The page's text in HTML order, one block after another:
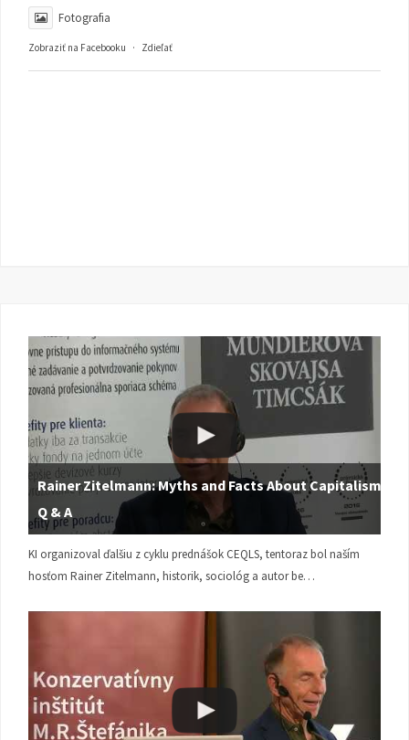
Fotografia
Zobraziť na Facebooku · Zdieľať
Rainer Zitelmann: Myths and Facts About Capitalism |
Q & A
KI organizoval ďalšiu z cyklu prednášok CEQLS, tentoraz bol naším
hosťom Rainer Zitelmann, historik, sociológ a autor be…